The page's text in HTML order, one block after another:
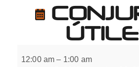
útiles
12:00 am – 1:00 am